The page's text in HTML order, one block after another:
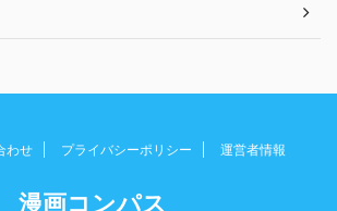
わせ プライバシーポリシー 運営者情報
漫画コンパス